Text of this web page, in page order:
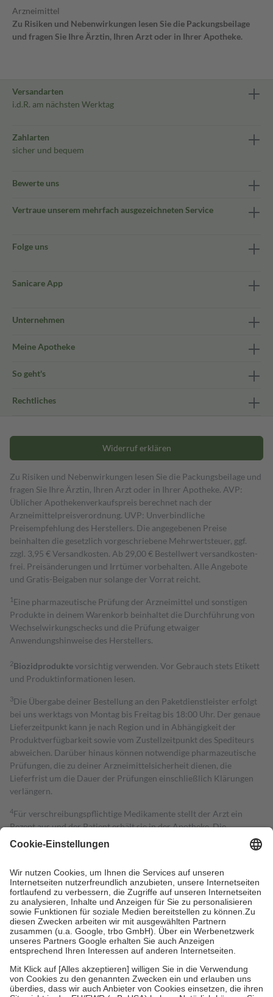
Arzneimittel
Zu Risiken und Nebenwirkungen lesen Sie die Packungsbeilage
und fragen Sie Ihre Ärztin, Ihren Arzt oder in Ihrer Apotheke.
Versandarten
i.d.R. am nächsten Werktag
Zahlarten
sicher und bequem
Bewerte uns
Vertraue unserem mehrfach ausgezeichneten Service
Folge uns
Sanicare App
Unternehmen
Meine Apotheke
So geht's
Rechtliches
Widerruf erklären
Zu Risiken und Nebenwirkungen lesen Sie die Packungsbeilage und
fragen Sie Ihre Ärztin, Ihren Arzt oder in Ihrer Apotheke. AVP:
Üblicher Apothekenverkaufspreis berechnet nach der
Arzneimittelpreisverordnung. UVP: Unverbindliche
Preisempfehlung des Herstellers. Die angegebenen Preise
beinhalten die gesetzlich vorgeschriebene Mehrwertsteuer, ggf.
zzgl. 3,95 € Versandkosten. Ab 29,00 € Bestell­wert versand­kosten­
frei. Preisänderungen und Irrtümer vorbehalten. Alle Angebote
und Gratis-Beigaben nur solange der Vorrat reicht.
1 Eine pharmazeutische Prüfung der Arzneimittel und sonstigen
Produkte in deinem Warenkorb beinhaltet die Durchführung von
Wechselwirkungschecks und die Prüfung etwaiger
Anwendungshinweise des Herstellers.
2Biozidproduktevorsichtig verwenden. Vor Gebrauch stets Etikett
und Produktinformationen lesen.
3Die Übergabe deiner Bestellung an den Paketdienstleister erfolgt
bei uns werktags von Montag bis Freitag bis 18:00 Uhr. Der genaue
Lieferzeitpunkt kann je nach Region und in Abhängigkeit der
Produktverfügbarkeit sowie vom Zustellzeitpunkt des Spediteurs
abweichen. Darüber hinaus können notwendige pharmazeutische
Prüfungen, die zu deiner Arzneimittelsicherheit dienen, die
Lieferfrist um die Dauer der Prüfungen einschließlich Klärungen
verlängern.
4Für verschreibungspflichtige Medikamente stellt der Arzt ein
Rezept aus und der Patient erhält sie in der Apotheke. Die
gesetzliche Krankenversicherung übernimmt in der Regel die
Kosten dafür, der Versicherte trägt einen Teil davon als Zuzahlung
Grundsätzlich leisten Mitglieder Zuzahlungen in Höhe von zehn
Prozent des Abgabepreises,mindestens jedochfünf Euround
höchstens zehn Euro.Es sind jedoch nie mehr als die tatsächlichen
Kosten der Leistung zu entrichten.
Diese Regeln gelten grundsätzlich auch für Online-Apotheken.
Bei Heilmitteln und häuslicher Krankenpflege beträgt die
Zuzahlung zehn Prozent der Kosten sowie zehn Euro je
Verordnung.
Um das Engagement der Versicherten für ihre eigene Gesundheit zu
stärken und die besondere Stellung der Familie zu unterstützen,